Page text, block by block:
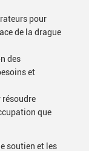
pour
de la drague
des
et
que
soutien et les